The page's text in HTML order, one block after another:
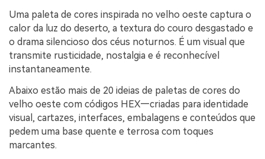
Uma paleta de cores inspirada no velho oeste captura o
calor da luz do deserto, a textura do couro desgastado e
o drama silencioso dos céus noturnos. É um visual que
transmite rusticidade, nostalgia e é reconhecível
instantaneamente.
Abaixo estão mais de 20 ideias de paletas de cores do
velho oeste com códigos HEX—criadas para identidade
visual, cartazes, interfaces, embalagens e conteúdos que
pedem uma base quente e terrosa com toques
marcantes.